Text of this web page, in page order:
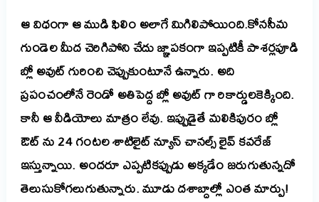
ఆ విధంగా ఆ ముడి ఫిలిం అలాగే మిగిలిపోయింది.కోనసీమ
గుండెల మీద చెరిగిపోని చేదు జ్ఞాపకంగా ఇప్పటికీ పాశర్లపూడి
బ్లో అవుట్ గురించి చెప్పుకుంటూనే ఉన్నారు. అది
ప్రపంచంలోనే రెండో అతిపెద్ద బ్లో అవుట్ గా రికార్డులకెక్కింది.
కానీ ఆ వీడియోలు మాత్రం లేవు. ఇప్పుడైతే మలికిపురం బ్లో
ఔట్ ను 24 గంటల శాటిలైట్ న్యూస్ చానల్స్ లైవ్ కవరేజ్
ఇస్తున్నాయి. అందరూ ఎప్పటికప్పుడు అక్కడేం జరుగుతున్నదో
తెలుసుకోగలుగుతున్నారు. మూడు దశాబ్దాల్లో ఎంత మార్పు!